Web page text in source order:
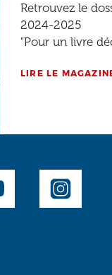
Retrouvez le
2024-2025
"Pour un livre
LIRE LE